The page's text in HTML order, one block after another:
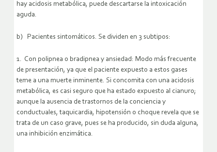
hay acidosis metabólica, puede descartarse la intoxicación
aguda.
b) Pacientes sintomáticos. Se dividen en 3 subtipos:
1. Con polipnea o bradipnea y ansiedad: Modo más frecuente
de presentación, ya que el paciente expuesto a estos gases
teme a una muerte inminente. Si concomita con una acidosis
metabólica, es casi seguro que ha estado expuesto al cianuro;
aunque la ausencia de trastornos de la conciencia y
conductuales, taquicardia, hipotensión o choque revela que se
trata de un caso grave, pues se ha producido, sin duda alguna,
una inhibición enzimática.